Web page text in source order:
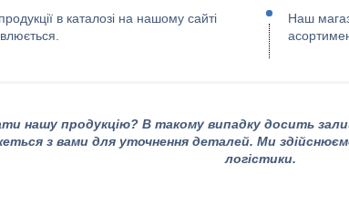
в каталозі на нашому сайті
Наш
нашу продукцію? В такому випадку досить
з вами для уточнення деталей. Ми
логістики.